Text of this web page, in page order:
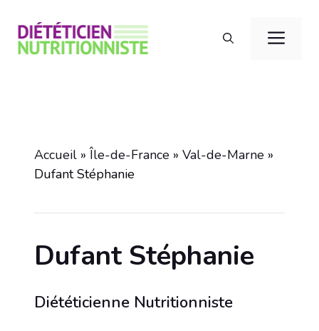
contenu
Accueil » Île-de-France » Val-de-Marne »
Dufant Stéphanie
Dufant Stéphanie
Diététicienne Nutritionniste